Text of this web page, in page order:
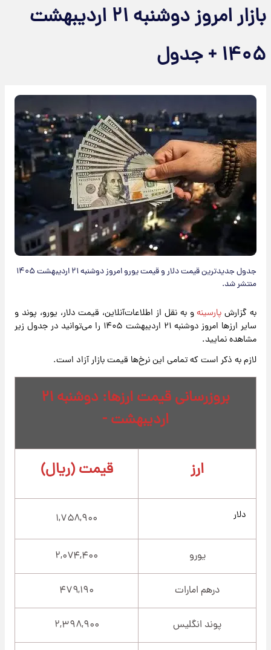
بازار امروز دوشنبه ۲۱ اردیبهشت
۱۴۰۵ + جدول
جدول جدیدترین قیمت دلار و قیمت یورو امروز دوشنبه ۲۱ اردیبهشت ۱۴۰۵
منتشر شد.
به گزارش پارسینهو به نقل از اطلاعات‌آنلاین، قیمت دلار، یورو، پوند و
سایر ارزها امروز دوشنبه ۲۱ اردیبهشت ۱۴۰۵ را می‌توانید در جدول زیر
مشاهده نمایید.
لازم به ذکر است که تمامی این نرخ‌ها قیمت بازار آزاد است.
بروزرسانی قیمت ارزها: دوشنبه ۲۱
اردیبهشت -
ارز قیمت (ریال)
دلار ۱,۷۵۸,۹۰۰
یورو ۲,۰۷۴,۴۰۰
درهم امارات ۴۷۹,۱۹۰
پوند انگلیس ۲,۳۹۸,۹۰۰